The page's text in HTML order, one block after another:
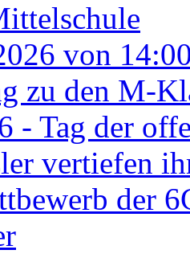
von
zu den M-
- Tag der
vertiefen
der